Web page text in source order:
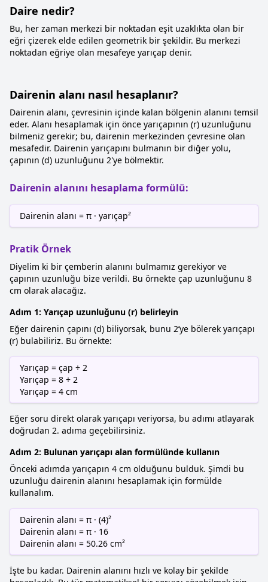
Daire nedir?
Bu, her zaman merkezi bir noktadan eşit uzaklıkta olan bir
eğri çizerek elde edilen geometrik bir şekildir. Bu merkezi
noktadan eğriye olan mesafeye yarıçap denir.
Dairenin alanı nasıl hesaplanır?
Dairenin alanı, çevresinin içinde kalan bölgenin alanını temsil
eder. Alanı hesaplamak için önce yarıçapının (r) uzunluğunu
bilmeniz gerekir; bu, dairenin merkezinden çevresine olan
mesafedir. Dairenin yarıçapını bulmanın bir diğer yolu,
çapının (d) uzunluğunu 2'ye bölmektir.
Dairenin alanını hesaplama formülü:
Dairenin alanı = π · yarıçap²
Pratik Örnek
Diyelim ki bir çemberin alanını bulmamız gerekiyor ve
çapının uzunluğu bize verildi. Bu örnekte çap uzunluğunu 8
cm olarak alacağız.
Adım 1: Yarıçap uzunluğunu (r) belirleyin
Eğer dairenin çapını (d) biliyorsak, bunu 2’ye bölerek yarıçapı
(r) bulabiliriz. Bu örnekte:
Yarıçap = çap ÷ 2
Yarıçap = 8 ÷ 2
Yarıçap = 4 cm
Eğer soru direkt olarak yarıçapı veriyorsa, bu adımı atlayarak
doğrudan 2. adıma geçebilirsiniz.
Adım 2: Bulunan yarıçapı alan formülünde kullanın
Önceki adımda yarıçapın 4 cm olduğunu bulduk. Şimdi bu
uzunluğu dairenin alanını hesaplamak için formülde
kullanalım.
Dairenin alanı = π · (4)²
Dairenin alanı = π · 16
Dairenin alanı = 50.26 cm²
İşte bu kadar. Dairenin alanını hızlı ve kolay bir şekilde